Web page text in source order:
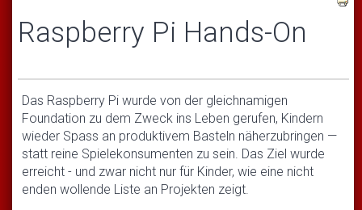
Raspberry Pi Hands-On
Das Raspberry Pi wurde von der gleichnamigen
Foundation zu dem Zweck ins Leben gerufen, Kindern
wieder Spass an produktivem Basteln näherzubringen —
statt reine Spielekonsumenten zu sein. Das Ziel wurde
erreicht - und zwar nicht nur für Kinder, wie eine nicht
enden wollende Liste an Projekten zeigt.